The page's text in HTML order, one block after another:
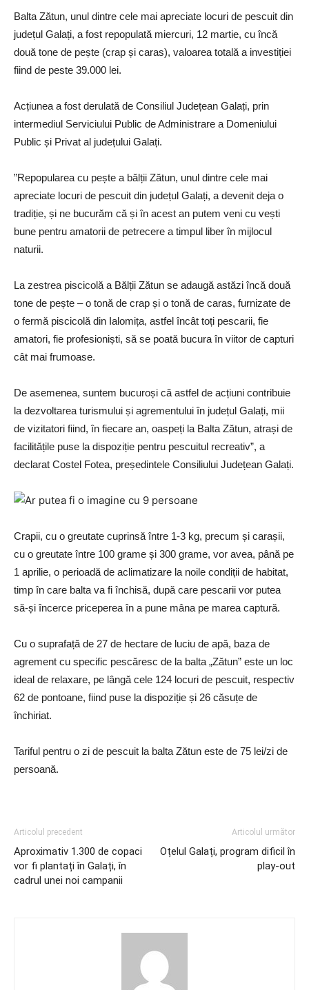
Balta Zătun, unul dintre cele mai apreciate locuri de pescuit din
județul Galați, a fost repopulată miercuri, 12 martie, cu încă
două tone de pește (crap și caras), valoarea totală a investiției
fiind de peste 39.000 lei.
Acțiunea a fost derulată de Consiliul Județean Galați, prin
intermediul Serviciului Public de Administrare a Domeniului
Public și Privat al județului Galați.
”Repopularea cu pește a bălții Zătun, unul dintre cele mai
apreciate locuri de pescuit din județul Galați, a devenit deja o
tradiție, și ne bucurăm că și în acest an putem veni cu vești
bune pentru amatorii de petrecere a timpul liber în mijlocul
naturii.
La zestrea piscicolă a Bălții Zătun se adaugă astăzi încă două
tone de pește – o tonă de crap și o tonă de caras, furnizate de
o fermă piscicolă din Ialomița, astfel încât toți pescarii, fie
amatori, fie profesioniști, să se poată bucura în viitor de capturi
cât mai frumoase.
De asemenea, suntem bucuroși că astfel de acțiuni contribuie
la dezvoltarea turismului și agrementului în județul Galați, mii
de vizitatori fiind, în fiecare an, oaspeți la Balta Zătun, atrași de
facilitățile puse la dispoziție pentru pescuitul recreativ”, a
declarat Costel Fotea, președintele Consiliului Județean Galați.
Crapii, cu o greutate cuprinsă între 1-3 kg, precum și carașii,
cu o greutate între 100 grame și 300 grame, vor avea, până pe
1 aprilie, o perioadă de aclimatizare la noile condiții de habitat,
timp în care balta va fi închisă, după care pescarii vor putea
să-și încerce priceperea în a pune mâna pe marea captură.
Cu o suprafață de 27 de hectare de luciu de apă, baza de
agrement cu specific pescăresc de la balta „Zătun” este un loc
ideal de relaxare, pe lângă cele 124 locuri de pescuit, respectiv
62 de pontoane, fiind puse la dispoziție și 26 căsuțe de
închiriat.
Tariful pentru o zi de pescuit la balta Zătun este de 75 lei/zi de
persoană.
Articolul precedent
Aproximativ 1.300 de copaci
vor fi plantați în Galați, în
cadrul unei noi campanii
Articolul următor
Oțelul Galați, program dificil în
play-out